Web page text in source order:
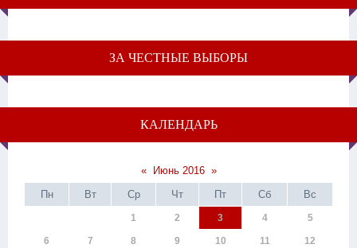
ЗА ЧЕСТНЫЕ ВЫБОРЫ
КАЛЕНДАРЬ
« Июнь 2016 »
Пн
Вт Ср Чт Пт Сб Вс
1 2 3 4 5
6 7 8 9 10 11 12